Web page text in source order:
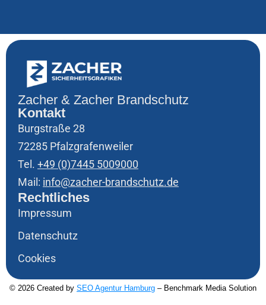
Zacher & Zacher Brandschutz
Kontakt
Burgstraße 28
72285 Pfalzgrafenweiler
Tel. +49 (0)7445 5009000
Mail: info@zacher-brandschutz.de
Rechtliches
Impressum
Datenschutz
Cookies
© 2026 Created by SEO Agentur Hamburg – Benchmark Media Solution